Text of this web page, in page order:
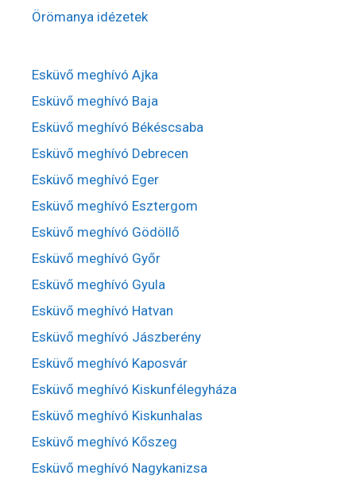
Örömanya idézetek
Esküvő meghívó Ajka
Esküvő meghívó Baja
Esküvő meghívó Békéscsaba
Esküvő meghívó Debrecen
Esküvő meghívó Eger
Esküvő meghívó Esztergom
Esküvő meghívó Gödöllő
Esküvő meghívó Győr
Esküvő meghívó Gyula
Esküvő meghívó Hatvan
Esküvő meghívó Jászberény
Esküvő meghívó Kaposvár
Esküvő meghívó Kiskunfélegyháza
Esküvő meghívó Kiskunhalas
Esküvő meghívó Kőszeg
Esküvő meghívó Nagykanizsa